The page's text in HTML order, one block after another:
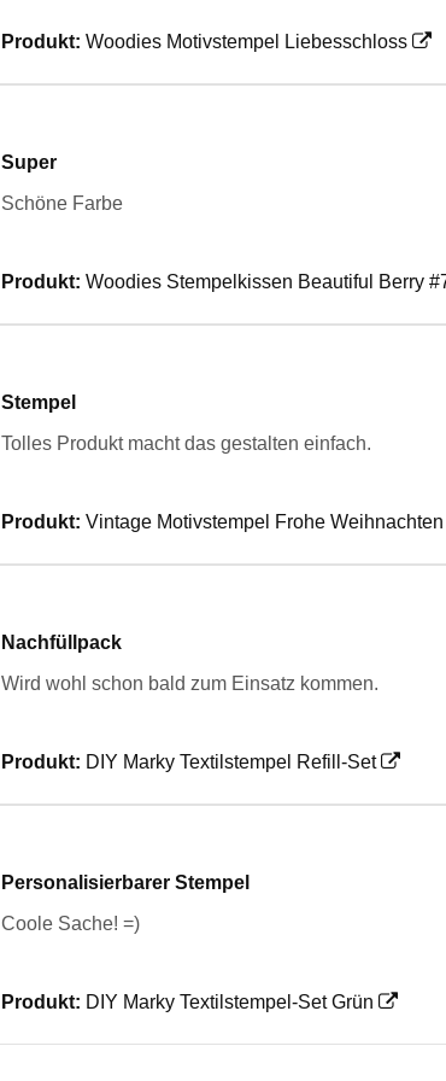
Produkt:Woodies Motivstempel Liebesschloss
Super
Schöne Farbe
Produkt:Woodies Stempelkissen Beautiful Berry
Stempel
Tolles Produkt macht das gestalten einfach.
Produkt:Vintage Motivstempel Frohe Weihnachten
Nachfüllpack
Wird wohl schon bald zum Einsatz kommen.
Produkt: DIY Marky Textilstempel Refill-Set
Personalisierbarer Stempel
Coole Sache! =)
Produkt: DIY Marky Textilstempel-Set Grün